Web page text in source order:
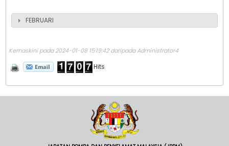
FEBRUARI
Kemaskini pada 2024-01-08 15:19:42 daripada Administrator4
Hits